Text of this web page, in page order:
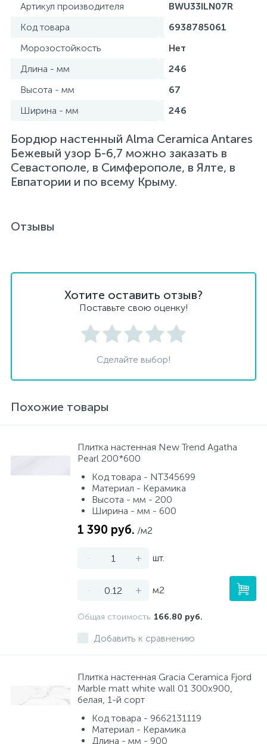
Артикул производителя
BWU33ILN07R
Код товара
6938785061
Морозостойкость
Нет
Длина - мм
246
Высота - мм
67
Ширина - мм
246
Бордюр настенный Alma Ceramica Antares
Бежевый узор Б-6,7 можно заказать в
Севастополе, в Симферополе, в Ялте, в
Евпатории и по всему Крыму.
Отзывы
Хотите оставить отзыв?
Поставьте свою оценку!
Сделайте выбор!
Похожие товары
Плитка настенная New Trend Agatha
Pearl 200*600
Код товара - NT345699
Материал - Керамика
Высота - мм - 200
Ширина - мм - 600
1 390 руб. /м2
- + шт.
- + м2
Общая стоимость 166.80 руб.
Добавить к сравнению
Плитка настенная Gracia Ceramica Fjord
Marble matt white wall 01 300x900,
белая, 1-й сорт
Код товара - 9662131119
Материал - Керамика
Длина - мм - 900